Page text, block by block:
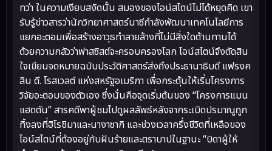
ทว่า ในความเงียบสงัดนั้น สมองของไอน์สไตน์ไม่ได้หยุดคิด เขา
รับรู้ข่าวสารว่านักวิทยาศาสตร์นาซีกำลังพัฒนาเทคโนโลยีการ
แยกอะตอมเพื่อสร้างอาวุธทำลายล้างที่ไม่มีสิ่งใดต้านทานได้
ด้วยความกลัวว่าฟาสซิสต์จะครอบครองโลก ไอน์สไตน์จึงตัดสิน
ใจเขียนจดหมายฉบับประวัติศาสตร์ส่งถึงประธานาธิบดี แฟรงค
ลิน ดี. โรสเวลต์ แห่งสหรัฐอเมริกา เพื่อกระตุ้นให้เริ่มโครงการ
วิจัยอะตอมของตัวเอง ซึ่งนั่นคือจุดเริ่มต้นของ “โครงการแมน
แฮตตัน” สารคดีพาผู้ชมไปดูผลลัพธ์หลังจากระเบิดปรมาณูถูก
ทิ้งลงที่ฮิโรชิมาและนางาซากิ และช่วงเวลาครึ่งชีวิตที่เหลือของ
ไอน์สไตน์ที่ต้องอยู่กับฝันร้ายและตราบาปในฐานะ “บิดาผู้ให้